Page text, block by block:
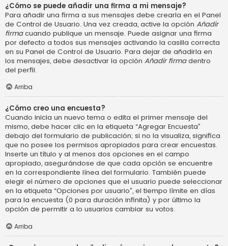
¿Cómo se puede añadir una firma a mi mensaje?
Para añadir una firma a sus mensajes debe crearla en el Panel
de Control de Usuario. Una vez creada, active la opción Añadir
firmacuando publique un mensaje. Puede asignar una firma
por defecto a todos sus mensajes activando la casilla correcta
en su Panel de Control de Usuario. Para dejar de añadirla en
los mensajes, debe desactivar la opción Añadir firmadentro
del perfil.
Arriba
¿Cómo creo una encuesta?
Cuando inicia un nuevo tema o edita el primer mensaje del
mismo, debe hacer clic en la etiqueta “Agregar Encuesta”
debajo del formulario de publicación; si no la visualiza, significa
que no posee los permisos apropiados para crear encuestas.
Inserte un título y al menos dos opciones en el campo
apropiado, asegurándose de que cada opción se encuentre
en la correspondiente línea del formulario. También puede
elegir el número de opciones que el usuario puede seleccionar
en la etiqueta “Opciones por usuario”, el tiempo límite en días
para la encuesta (0 para duración infinita) y por último la
opción de permitir a lo usuarios cambiar su votos.
Arriba